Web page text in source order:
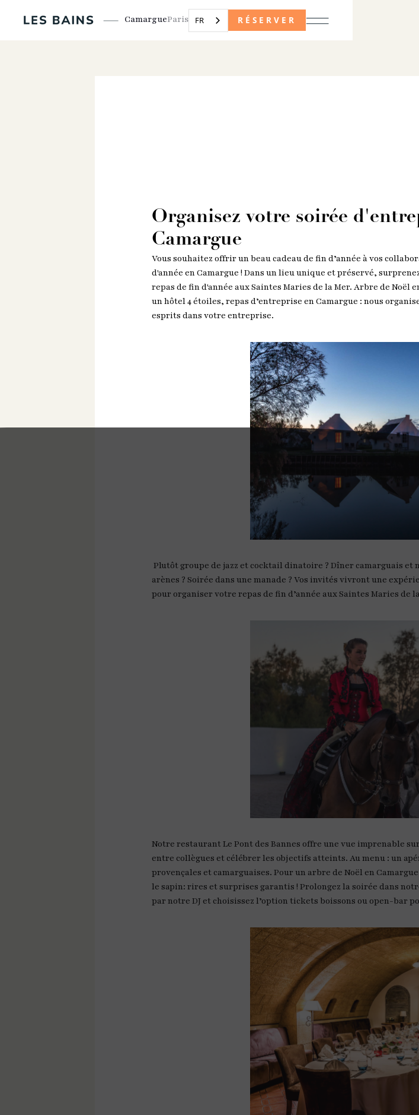
CamargueParis FR RÉSERVER
Organisez votre soirée
Camargue
Vous souhaitez offrir un beau cadeau de fin d’année à vos
d'année en Camargue ! Dans un lieu unique et préservé,
repas de fin d'année aux Saintes Maries de la Mer. Arbre de Noël
un hôtel 4 étoiles, repas d’entreprise en Camargue : nous
esprits dans votre entreprise.
Plutôt groupe de jazz et cocktail dinatoire ? Dîner camarguais et
arènes ? Soirée dans une manade ? Vos invités vivront une
pour organiser votre repas de fin d’année aux Saintes Maries de
Notre restaurant Le Pont des Bannes offre une vue imprenable
entre collègues et célébrer les objectifs atteints. Au menu : un
provençales et camarguaises. Pour un arbre de Noël en
le sapin: rires et surprises garantis ! Prolongez la soirée dans
par notre DJ et choisissez l’option tickets boissons ou open-bar